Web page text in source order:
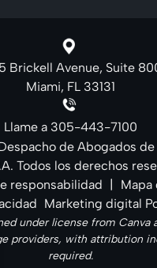
Brickell Avenue, Suite
Miami, FL 33131
Llame a 305-443-7100
de Abogados de
Todos los derechos
responsabilidad
Mapa
Marketing digital
under license from Canva
providers, with attribution
required.